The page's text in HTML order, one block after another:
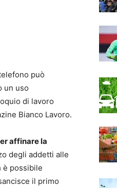
può
un uso
di lavoro
Bianco Lavoro.
affinare la
degli addetti alle
è possibile
il primo